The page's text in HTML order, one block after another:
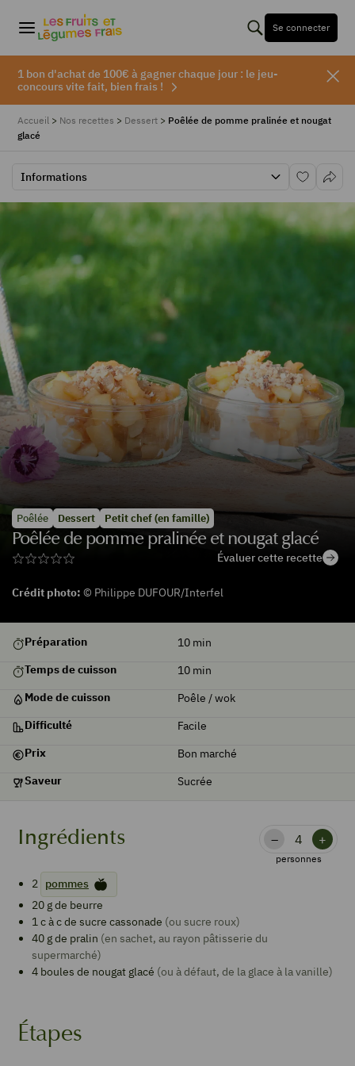
Se connecter
1 bon d'achat de 100€ à gagner chaque jour : le jeu-
concours vite fait, bien frais !
Accueil > Nos recettes > Dessert > Poêlée de pomme pralinée et nougat
glacé
Informations
Poêlée Dessert Petit chef (en famille)
Poêlée de pomme pralinée et nougat glacé
Évaluer cette recette
Crédit photo: © Philippe DUFOUR/Interfel
saison
Préparation 10 min
Temps de cuisson
10 min
Mode de cuisson
Poêle / wok
Difficulté
Facile
Prix
Bon marché
Saveur
Sucrée
Étapes
Ingrédients – +
personnes
2 pommes
20 g de beurre
1c à c de sucre cassonade (ou sucre roux)
40 g de pralin (en sachet, au rayon pâtisserie du
supermarché)
4 boules de nougat glacé (ou à défaut, de la glace à la vanille)